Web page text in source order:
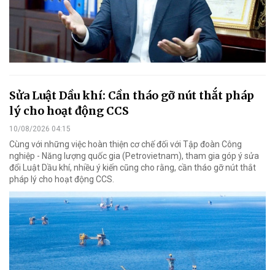
Sửa Luật Dầu khí: Cần tháo gỡ nút thắt pháp
lý cho hoạt động CCS
10/08/2026 04:15
Cùng với những việc hoàn thiện cơ chế đối với Tập đoàn Công
nghiệp - Năng lượng quốc gia (Petrovietnam), tham gia góp ý sửa
đổi Luật Dầu khí, nhiều ý kiến cũng cho rằng, cần tháo gỡ nút thắt
pháp lý cho hoạt động CCS.